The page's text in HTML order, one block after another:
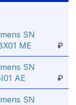
SN
ME
₽
SN
AE
₽
SN